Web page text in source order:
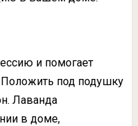
и помогает
под подушку
Лаванда
в доме,